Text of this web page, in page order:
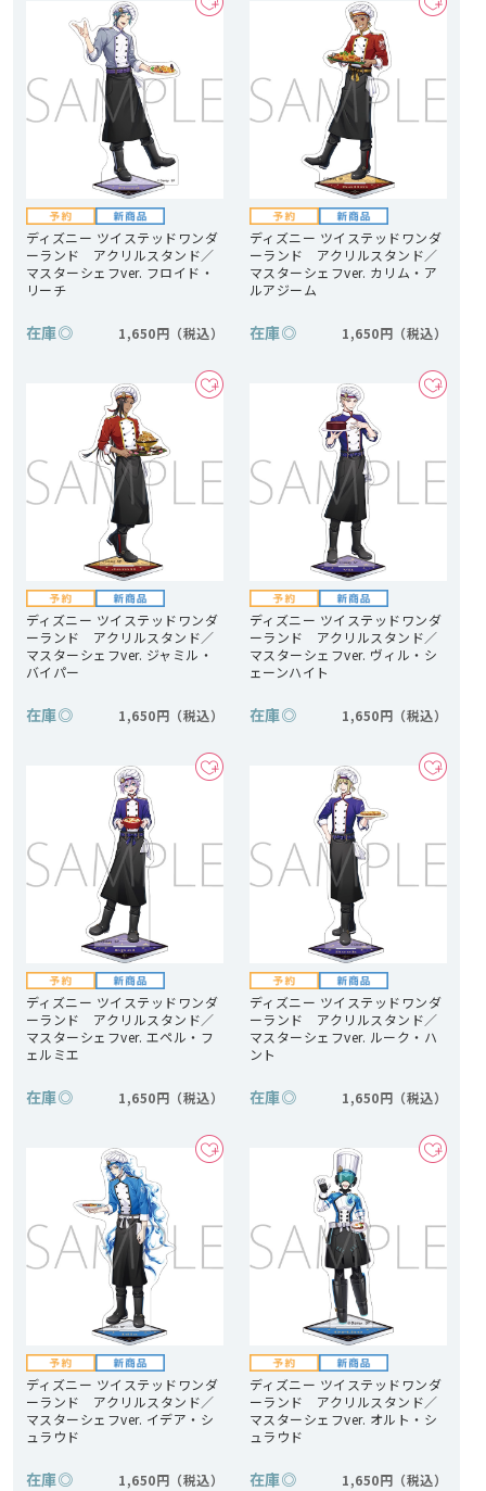
ディズニー ツイステッドワンダ
ーランド アクリルスタンド／
マスターシェフver. フロイド・
リーチ
在庫◎ 1,650円
ディズニー ツイステッドワンダ
ーランド アクリルスタンド／
マスターシェフver. カリム・ア
ルアジーム
在庫◎ 1,650円
ディズニー ツイステッドワンダ
ーランド アクリルスタンド／
マスターシェフver. ジャミル・
バイパー
在庫◎ 1,650円
ディズニー ツイステッドワンダ
ーランド アクリルスタンド／
マスターシェフver. ヴィル・シ
ェーンハイト
在庫◎ 1,650円
ディズニー ツイステッドワンダ
ーランド アクリルスタンド／
マスターシェフver. エペル・フ
ェルミエ
在庫◎ 1,650円
ディズニー ツイステッドワンダ
ーランド アクリルスタンド／
マスターシェフver. ルーク・ハ
ント
在庫◎ 1,650円
ディズニー ツイステッドワンダ
ーランド アクリルスタンド／
マスターシェフver. イデア・シ
ュラウド
在庫◎ 1,650円
ディズニー ツイステッドワンダ
ーランド アクリルスタンド／
マスターシェフver. オルト・シ
ュラウド
在庫◎ 1,650円